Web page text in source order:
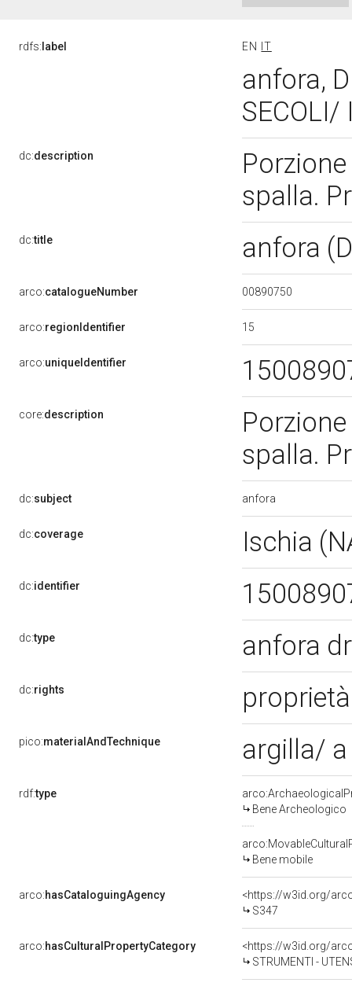
rdfs: label EN IT
anfora,
dc:description
spalla.
dc:title anfora
arco:catalogueNumber 00890750
arco:regionIdentifier 15
arco:uniqueIdentifier
core:description
spalla.
dc:subject anfora
dc:coverage Ischia
dc:identifier
dc:type anfora
dc:rights
pico:materialAndTechnique argilla/
rdf:type
Bene Archeologico
Bene mobile
arco:hasCataloguingAgency
<https://w3id.org/
S347
arco:hasCulturalPropertyCategory
STRUMENTI -